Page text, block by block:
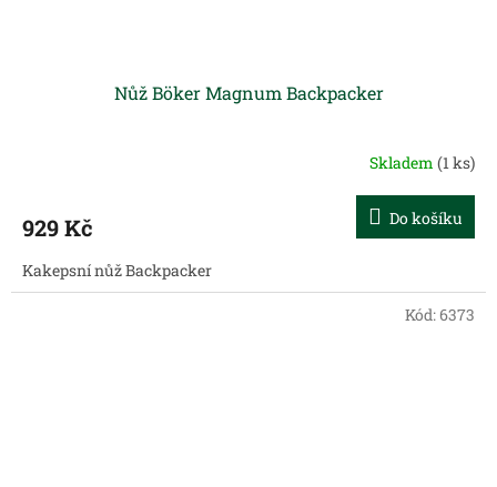
Nůž Böker Magnum Backpacker
Skladem (1 ks)
929 Kč Do košíku
Kakepsní nůž Backpacker
Kód:6373